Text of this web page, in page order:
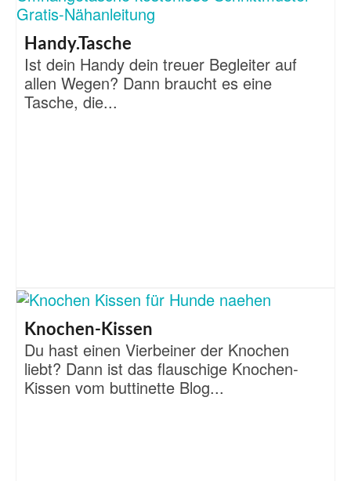
Handy.Tasche
Ist dein Handy dein treuer Begleiter auf
allen Wegen? Dann braucht es eine
Tasche, die...
Knochen-Kissen
Du hast einen Vierbeiner der Knochen
liebt? Dann ist das flauschige Knochen-
Kissen vom buttinette Blog...